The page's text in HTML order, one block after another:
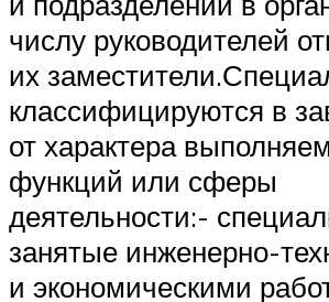
числу руководителей
их
классифицируются в
от характера
функций или сферы
деятельности:-
занятые инженерно-
и экономическими